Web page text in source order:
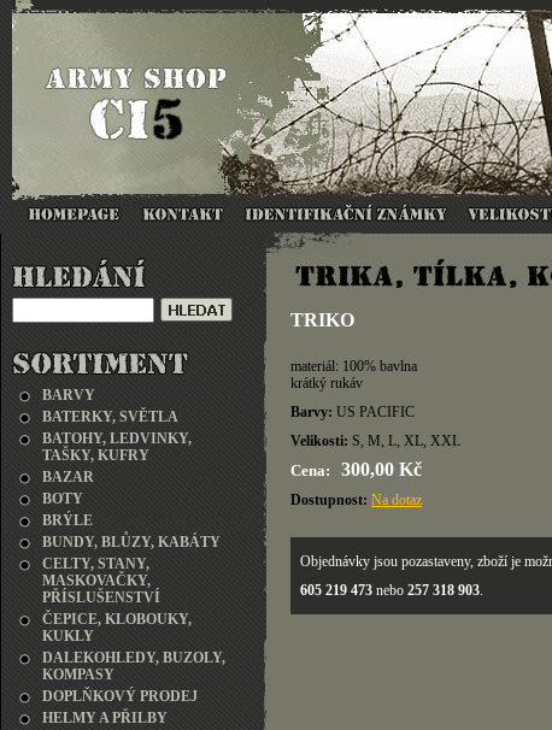
BARVY
BATERKY, SVĚTLA
BATOHY, LEDVINKY,
TAŠKY, KUFRY
BAZAR
BOTY
BRÝLE
BUNDY, BLŮZY, KABÁTY
CELTY, STANY,
MASKOVAČKY,
PŘÍSLUŠENSTVÍ
ČEPICE, KLOBOUKY,
KUKLY
DALEKOHLEDY, BUZOLY,
KOMPASY
DOPLŇKOVÝ PRODEJ
HELMY A PŘILBY
TRIKO
materiál: 100% bavlna
krátký rukáv
Barvy: US PACIFIC
Velikosti: S, M, L, XL, XXL
Cena: 300,00 Kč
Dostupnost: Na dotaz
Objednávky jsou pozastaveny, zboží je
605 219 473 nebo 257 318 903.